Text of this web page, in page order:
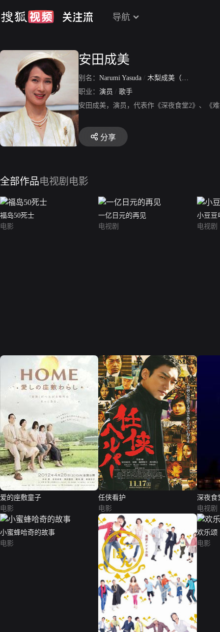
导航
安田成美
别名： Narumi Yasuda / 木梨成美（本名）
职业： 演员 / 歌手
安田成美，演员，代表作《深夜食堂2》、《
分享
全部作品电视剧 电影
福岛50死士
电影
一亿日元的再见
电视剧
小豆豆
电视剧
爱的座敷童子
电影
任侠看护
电影
深夜食
电视剧
小蜜蜂哈奇的故事
电影
欢乐颂
电影